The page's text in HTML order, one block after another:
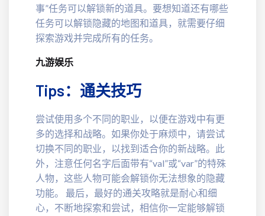
事”任务可以解锁新的道具。要想知道还有哪些
任务可以解锁隐藏的地图和道具，就需要仔细
探索游戏并完成所有的任务。
九游娱乐
Tips：通关技巧
尝试使用多个不同的职业，以便在游戏中有更
多的选择和战略。如果你处于麻烦中，请尝试
切换不同的职业，以找到适合你的新战略。此
外，注意任何名字后面带有“val”或“var”的特殊
人物，这些人物可能会解锁你无法想象的隐藏
功能。 最后，最好的通关攻略就是耐心和细
心，不断地探索和尝试，相信你一定能够解锁